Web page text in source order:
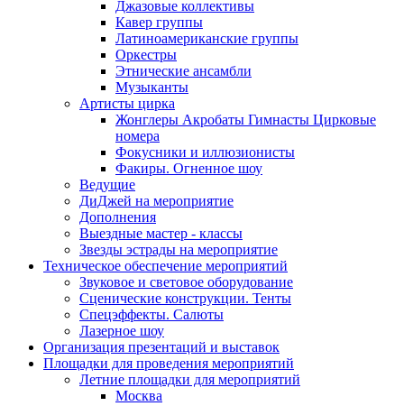
Джазовые коллективы
Кавер группы
Латиноамериканские группы
Оркестры
Этнические ансамбли
Музыканты
Артисты цирка
Жонглеры Акробаты Гимнасты Цирковые
номера
Фокусники и иллюзионисты
Факиры. Огненное шоу
Ведущие
ДиДжей на мероприятие
Дополнения
Выездные мастер - классы
Звезды эстрады на мероприятие
Техническое обеспечение мероприятий
Звуковое и световое оборудование
Сценические конструкции. Тенты
Спецэффекты. Салюты
Лазерное шоу
Организация презентаций и выставок
Площадки для проведения мероприятий
Летние площадки для мероприятий
Москва